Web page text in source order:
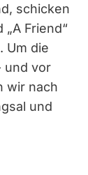
schicken
„A Friend“
Um die
und vor
wir nach
und